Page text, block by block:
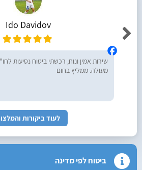
Ido Davidov
שירות אמין ונוח, רכשתי ביטוח נסיעות
מעולה. ממליץ בחום
לעוד ביקורות
ביטוח לפי מדינה